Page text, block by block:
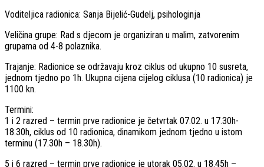
Voditeljica radionica: Sanja Bijelić-Gudelj, psihologinja
Veličina grupe: Rad s djecom je organiziran u malim, zatvorenim
grupama od 4-8 polaznika.
Trajanje: Radionice se održavaju kroz ciklus od ukupno 10 susreta,
jednom tjedno po 1h. Ukupna cijena cijelog ciklusa (10 radionica) je
1100 kn.
Termini:
1 i 2 razred – termin prve radionice je četvrtak 07.02. u 17.30h-
18.30h, ciklus od 10 radionica, dinamikom jednom tjedno u istom
terminu (17.30h – 18.30h).
5 i 6 razred – termin prve radionice je utorak 05.02. u 18.45h –